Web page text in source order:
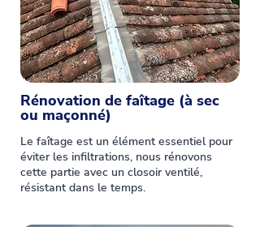
Rénovation de faîtage (à sec
ou maçonné)
Le faîtage est un élément essentiel pour
éviter les infiltrations, nous rénovons
cette partie avec un closoir ventilé,
résistant dans le temps.